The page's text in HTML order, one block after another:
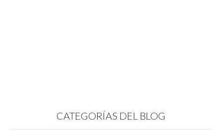
CATEGORÍAS DEL BLOG